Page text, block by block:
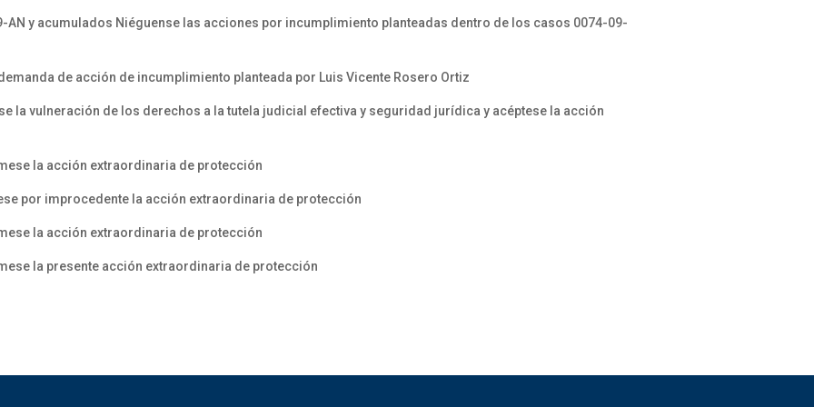
AN y acumulados Niéguense las acciones por incumplimiento planteadas dentro de los casos 0074-09-
de acción de incumplimiento planteada por Luis Vicente Rosero Ortiz
la vulneración de los derechos a la tutela judicial efectiva y seguridad jurídica y acéptese la acción
la acción extraordinaria de protección
por improcedente la acción extraordinaria de protección
la acción extraordinaria de protección
la presente acción extraordinaria de protección